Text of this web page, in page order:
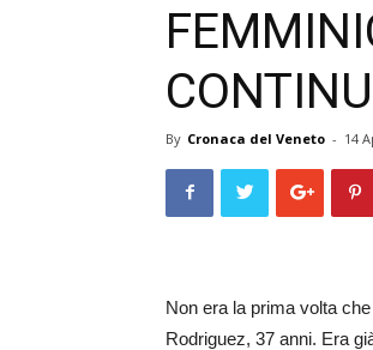
By Cronaca del Veneto - 14
Non era la prima volta
Rodriguez, 37 anni. Era